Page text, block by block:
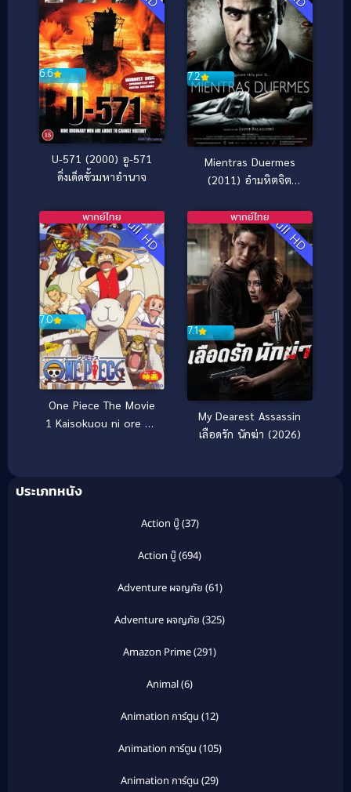
6.6
U-571 (2000) อู-571
ดิ่งเด็ดขั้วมหาอำนาจ
7.2
Mientras Duermes
(2011) อำมหิตจิต
Full HD
7.0
พากย์ไทย
One Piece The Movie
1 Kaisokuou ni ore wa
Full HD
7.1
พากย์ไทย
My Dearest Assassin
เลือดรัก นักฆ่า (2026)
ประเภทหนัง
Action บู๊(37)
Action บู๊(694)
Adventure ผจญภัย (61)
Adventure ผจญภัย (325)
Amazon Prime(291)
Animal(6)
Animation การ์ตูน (12)
Animation การ์ตูน (105)
Animation การ์ตูน (29)